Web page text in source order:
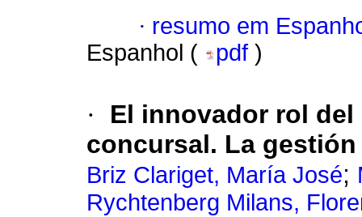
· resumo em
Espanhol (
pdf )
·
El innovador rol
concursal. La
Briz Clariget, María José;
Rychtenberg Milans,